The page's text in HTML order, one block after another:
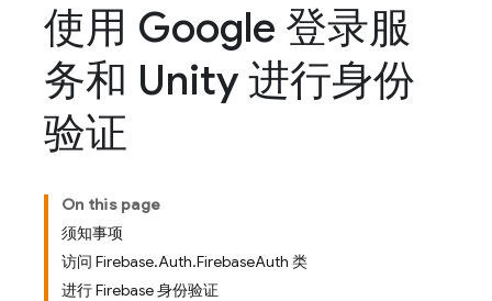
使用 Google 登录服
务和 Unity 进行身份
验证
On this page
须知事项
访问 Firebase.Auth.FirebaseAuth 类
进行 Firebase 身份验证